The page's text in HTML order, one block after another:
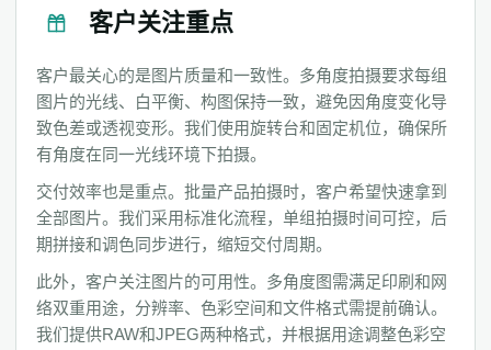
客户关注重点
客户最关心的是图片质量和一致性。多角度拍摄要求每组
图片的光线、白平衡、构图保持一致，避免因角度变化导
致色差或透视变形。我们使用旋转台和固定机位，确保所
有角度在同一光线环境下拍摄。
交付效率也是重点。批量产品拍摄时，客户希望快速拿到
全部图片。我们采用标准化流程，单组拍摄时间可控，后
期拼接和调色同步进行，缩短交付周期。
此外，客户关注图片的可用性。多角度图需满足印刷和网
络双重用途，分辨率、色彩空间和文件格式需提前确认。
我们提供RAW和JPEG两种格式，并根据用途调整色彩空